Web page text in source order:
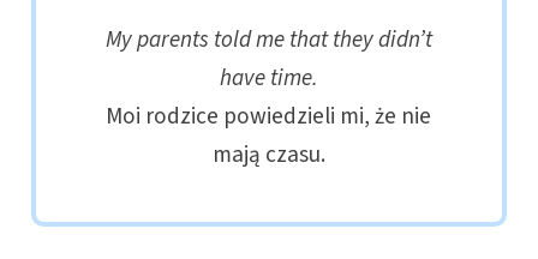
My parents told me that they didn’t
have time.
Moi rodzice powiedzieli mi, że nie
mają czasu.